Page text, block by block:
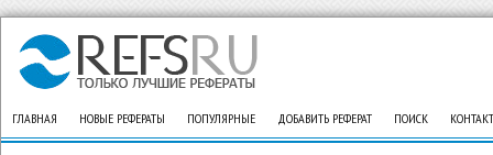
ГЛАВНАЯ НОВЫЕ РЕФЕРАТЫ ПОПУЛЯРНЫЕ ДОБАВИТЬ РЕФЕРАТ ПОИСК